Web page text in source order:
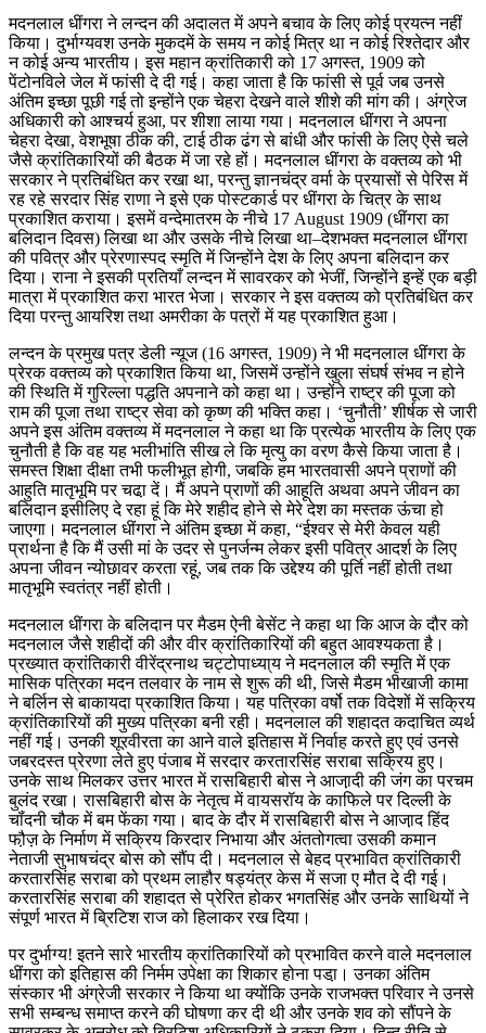
मदनलाल धींगरा ने लन्दन की अदालत में अपने बचाव के लिए कोई प्रयत्न नहीं
किया। दुर्भाग्यवश उनके मुकदमें के समय न कोई मित्र था न कोई रिश्तेदार और
न कोई अन्य भारतीय। इस महान क्रांतिकारी को 17 अगस्त, 1909 को
पेंटोनविले जेल में फांसी दे दी गई। कहा जाता है कि फांसी से पूर्व जब उनसे
अंतिम इच्छा पूछी गई तो इन्होंने एक चेहरा देखने वाले शीशे की मांग की। अंग्रेज
अधिकारी को आश्चर्य हुआ, पर शीशा लाया गया। मदनलाल धींगरा ने अपना
चेहरा देखा, वेशभूषा ठीक की, टाई ठीक ढंग से बांधी और फांसी के लिए ऐसे चले
जैसे क्रांतिकारियों की बैठक में जा रहे हों। मदनलाल धींगरा के वक्तव्य को भी
सरकार ने प्रतिबंधित कर रखा था, परन्तु ज्ञानचंद्र वर्मा के प्रयासों से पेरिस में
रह रहे सरदार सिंह राणा ने इसे एक पोस्टकार्ड पर धींगरा के चित्र के साथ
प्रकाशित कराया। इसमें वन्देमातरम के नीचे 17 August 1909 (धींगरा का
बलिदान दिवस) लिखा था और उसके नीचे लिखा था–देशभक्त मदनलाल धींगरा
की पवित्र और प्रेरणास्पद स्मृति में जिन्होंने देश के लिए अपना बलिदान कर
दिया। राना ने इसकी प्रतियाँ लन्दन में सावरकर को भेजीं, जिन्होंने इन्हें एक बड़ी
मात्रा में प्रकाशित करा भारत भेजा। सरकार ने इस वक्तव्य को प्रतिबंधित कर
दिया परन्तु आयरिश तथा अमरीका के पत्रों में यह प्रकाशित हुआ।
लन्दन के प्रमुख पत्र डेली न्यूज (16 अगस्त, 1909) ने भी मदनलाल धींगरा के
प्रेरक वक्तव्य को प्रकाशित किया था, जिसमें उन्होंने खुला संघर्ष संभव न होने
की स्थिति में गुरिल्ला पद्धति अपनाने को कहा था। उन्होंने राष्ट्र की पूजा को
राम की पूजा तथा राष्ट्र सेवा को कृष्ण की भक्ति कहा। ‘चुनौती’ शीर्षक से जारी
अपने इस अंतिम वक्तव्य में मदनलाल ने कहा था कि प्रत्येक भारतीय के लिए एक
चुनौती है कि वह यह भलीभांति सीख ले कि मृत्यु का वरण कैसे किया जाता है।
समस्त शिक्षा दीक्षा तभी फलीभूत होगी, जबकि हम भारतवासी अपने प्राणों की
आहुति मातृभूमि पर चढा़ दें। मैं अपने प्राणों की आहूति अथवा अपने जीवन का
बलिदान इसीलिए दे रहा हूं कि मेरे शहीद होने से मेरे देश का मस्तक ऊंचा हो
जाएगा। मदनलाल धींगरा ने अंतिम इच्छा में कहा, “ईश्वर से मेरी केवल यही
प्रार्थना है कि मैं उसी मां के उदर से पुनर्जन्म लेकर इसी पवित्र आदर्श के लिए
अपना जीवन न्योछावर करता रहूं, जब तक कि उद्देश्य की पूर्ति नहीं होती तथा
मातृभूमि स्वतंत्र नहीं होती।
मदनलाल धींगरा के बलिदान पर मैडम ऐनी बेसेंट ने कहा था कि आज के दौर को
मदनलाल जैसे शहीदों की और वीर क्रांतिकारियों की बहुत आवश्यकता है।
प्रख्यात क्रांतिकारी वीरेंद्रनाथ चट्टोपाध्या्य ने मदनलाल की स्मृति में एक
मासिक पत्रिका मदन तलवार के नाम से शुरू की थी, जिसे मैडम भीखाजी कामा
ने बर्लिन से बाकायदा प्रकाशित किया। यह पत्रिका वर्षो तक विदेशों में सक्रिय
क्रांतिकारियों की मुख्य पत्रिका बनी रही। मदनलाल की शहादत कदाचित व्यर्थ
नहीं गई। उनकी शूरवीरता का आने वाले इतिहास में निर्वाह करते हुए एवं उनसे
जबरदस्त प्रेरणा लेते हुए पंजाब में सरदार करतारसिंह सराबा सक्रिय हुए।
उनके साथ मिलकर उत्तर भारत में रासबिहारी बोस ने आजा़दी की जंग का परचम
बुलंद रखा। रासबिहारी बोस के नेतृत्व में वायसरॉय के काफिले पर दिल्ली के
चॉंदनी चौक में बम फेंका गया। बाद के दौर में रासबिहारी बोस ने आजा़द हिंद
फौ़ज़ के निर्माण में सक्रिय किरदार निभाया और अंततोगत्वा उसकी कमान
नेताजी सुभाषचंद्र बोस को सौंप दी। मदनलाल से बेहद प्रभावित क्रांतिकारी
करतारसिंह सराबा को प्रथम लाहौर षड्यंत्र केस में सजा ए मौत दे दी गई।
करतारसिंह सराबा की शहादत से प्रेरित होकर भगतसिंह और उनके साथियों ने
संपूर्ण भारत में ब्रिटिश राज को हिलाकर रख दिया।
पर दुर्भाग्य! इतने सारे भारतीय क्रांतिकारियों को प्रभावित करने वाले मदनलाल
धींगरा को इतिहास की निर्मम उपेक्षा का शिकार होना पडा़। उनका अंतिम
संस्कार भी अंग्रेजी सरकार ने किया था क्योंकि उनके राजभक्त परिवार ने उनसे
सभी सम्बन्ध समाप्त करने की घोषणा कर दी थी और उनके शव को सौंपने के